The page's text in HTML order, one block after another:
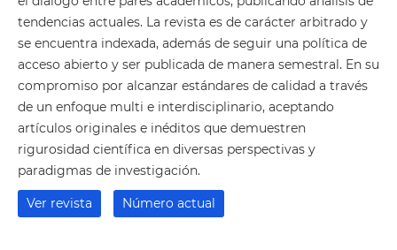
tendencias actuales. La revista es de carácter arbitrado y
se encuentra indexada, además de seguir una política de
acceso abierto y ser publicada de manera semestral. En su
compromiso por alcanzar estándares de calidad a través
de un enfoque multi e interdisciplinario, aceptando
artículos originales e inéditos que demuestren
rigurosidad científica en diversas perspectivas y
paradigmas de investigación.
Ver revista Número actual